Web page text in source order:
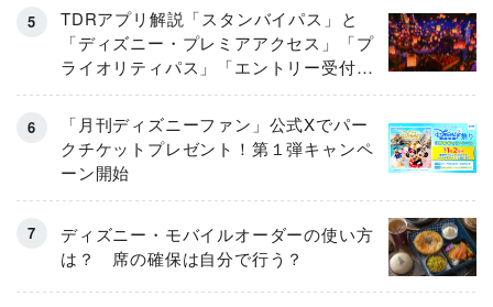
TDRアプリ解説「スタンバイパス」と
「ディズニー・プレミアアクセス」「プ
ライオリティパス」「エントリー受付」
とは
「月刊ディズニーファン」公式Xでパー
クチケットプレゼント！第１弾キャンペ
ーン開始
ディズニー・モバイルオーダーの使い方
は？ 席の確保は自分で行う？